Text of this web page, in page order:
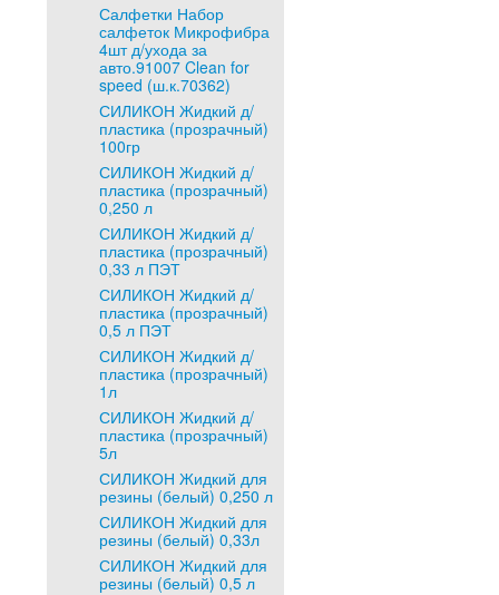
Салфетки Набор
салфеток Микрофибра
4шт д/ухода за
авто.91007 Clean for
speed (ш.к.70362)
СИЛИКОН Жидкий д/
пластика (прозрачный)
100гр
СИЛИКОН Жидкий д/
пластика (прозрачный)
0,250 л
СИЛИКОН Жидкий д/
пластика (прозрачный)
0,33 л ПЭТ
СИЛИКОН Жидкий д/
пластика (прозрачный)
0,5 л ПЭТ
СИЛИКОН Жидкий д/
пластика (прозрачный)
1л
СИЛИКОН Жидкий д/
пластика (прозрачный)
5л
СИЛИКОН Жидкий для
резины (белый) 0,250 л
СИЛИКОН Жидкий для
резины (белый) 0,33л
СИЛИКОН Жидкий для
резины (белый) 0,5 л